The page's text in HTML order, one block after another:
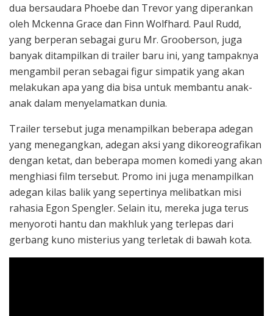
dua bersaudara Phoebe dan Trevor yang diperankan
oleh Mckenna Grace dan Finn Wolfhard. Paul Rudd,
yang berperan sebagai guru Mr. Grooberson, juga
banyak ditampilkan di trailer baru ini, yang tampaknya
mengambil peran sebagai figur simpatik yang akan
melakukan apa yang dia bisa untuk membantu anak-
anak dalam menyelamatkan dunia.
Trailer tersebut juga menampilkan beberapa adegan
yang menegangkan, adegan aksi yang dikoreografikan
dengan ketat, dan beberapa momen komedi yang akan
menghiasi film tersebut. Promo ini juga menampilkan
adegan kilas balik yang sepertinya melibatkan misi
rahasia Egon Spengler. Selain itu, mereka juga terus
menyoroti hantu dan makhluk yang terlepas dari
gerbang kuno misterius yang terletak di bawah kota.